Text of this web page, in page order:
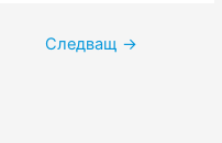
Следващ →